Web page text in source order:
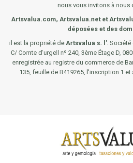
nous vous invitons à nous
Artsvalua.com, Artsvalua.net et
déposées et des
il est la propriété de Artsvalua s. l'. Société
C/ Comte d'urgell nº 240, 3ème Étage D,
enregistrée au registre du commerce de
135, feuille de B419265, l'inscription 1 et